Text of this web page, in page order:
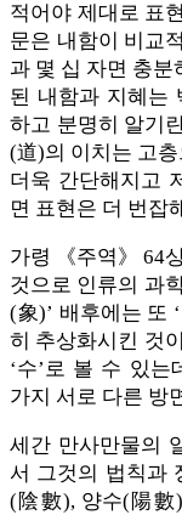
적어야 제대로 표
문은 내함이 비교
과 몇 십 자면 충
된 내함과 지혜는
하고 분명히 알기
(道)의 이치는 고
더욱 간단해지고
면 표현은 더 번잡
가령 《주역》 64
것으로 인류의 과
(象)’ 배후에는 또
히 추상화시킨 것
‘수’로 볼 수 있는
가지 서로 다른 방
세간 만사만물의
서 그것의 법칙과
(陰數), 양수(陽數